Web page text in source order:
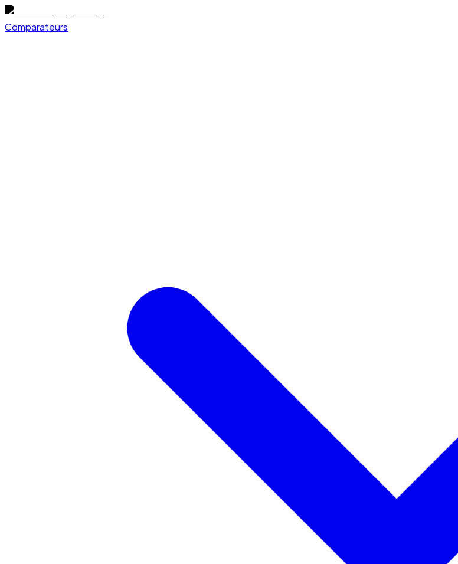
Comparateurs